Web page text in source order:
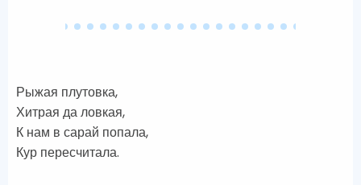
Рыжая плутовка,
Хитрая да ловкая,
К нам в сарай попала,
Кур пересчитала.